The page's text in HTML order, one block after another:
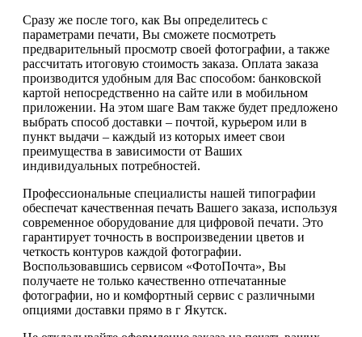
Сразу же после того, как Вы определитесь с
параметрами печати, Вы сможете посмотреть
предварительный просмотр своей фотографии, а также
рассчитать итоговую стоимость заказа. Оплата заказа
производится удобным для Вас способом: банковской
картой непосредственно на сайте или в мобильном
приложении. На этом шаге Вам также будет предложено
выбрать способ доставки – почтой, курьером или в
пункт выдачи – каждый из которых имеет свои
преимущества в зависимости от Ваших
индивидуальных потребностей.
Профессиональные специалисты нашей типографии
обеспечат качественная печать Вашего заказа, используя
современное оборудование для цифровой печати. Это
гарантирует точность в воспроизведении цветов и
четкость контуров каждой фотографии.
Воспользовавшись сервисом «ФотоПочта», Вы
получаете не только качественно отпечатанные
фотографии, но и комфортный сервис с различными
опциями доставки прямо в г Якутск.